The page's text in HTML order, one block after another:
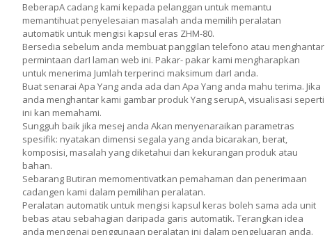
BeberapA cadang kami kepada pelanggan untuk memantu
memantihuat penyelesaian masalah anda memilih peralatan
automatik untuk mengisi kapsul eras ZHM-80.
Bersedia sebelum anda membuat panggilan telefono atau menghantar
permintaan darI laman web ini. Pakar- pakar kami mengharapkan
untuk menerima Jumlah terperinci maksimum darI anda.
Buat senarai Apa Yang anda ada dan Apa Yang anda mahu terima. Jika
anda menghantar kami gambar produk Yang serupA, visualisasi seperti
ini kan memahami.
Sungguh baik jika mesej anda Akan menyenaraikan parametras
spesifik: nyatakan dimensi segala yang anda bicarakan, berat,
komposisi, masalah yang diketahui dan kekurangan produk atau
bahan.
Sebarang Butiran memomentivatkan pemahaman dan penerimaan
cadangen kami dalam pemilihan peralatan.
Peralatan automatik untuk mengisi kapsul keras boleh sama ada unit
bebas atau sebahagian daripada garis automatik. Terangkan idea
anda mengenai penggunaan peralatan ini dalam pengeluaran anda.